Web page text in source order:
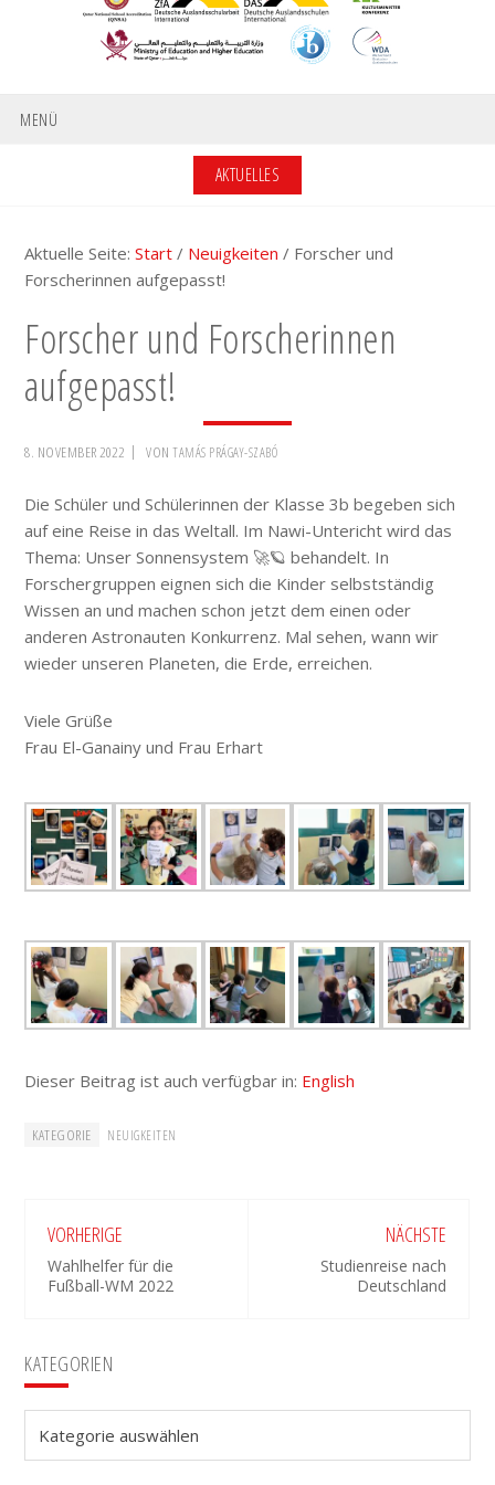
MENÜ
AKTUELLES
Aktuelle Seite:Start / Neuigkeiten / Forscher und
Forscherinnen aufgepasst!
Forscher und Forscherinnen
aufgepasst!
8. NOVEMBER 2022 VONTAMÁS PRÁGAY-SZABÓ
Die Schüler und Schülerinnen der Klasse 3b begeben sich
auf eine Reise in das Weltall. Im Nawi-Untericht wird das
Thema: Unser Sonnensystem 🚀🪐 behandelt. In
Forschergruppen eignen sich die Kinder selbstständig
Wissen an und machen schon jetzt dem einen oder
anderen Astronauten Konkurrenz. Mal sehen, wann wir
wieder unseren Planeten, die Erde, erreichen.
Viele Grüße
Frau El-Ganainy und Frau Erhart
Dieser Beitrag ist auch verfügbar in: English
KATEGORIE NEUIGKEITEN
VORHERIGE
Wahlhelfer für die
Fußball-WM 2022
NÄCHSTE
Studienreise nach
Deutschland
Seitenspalte
KATEGORIEN